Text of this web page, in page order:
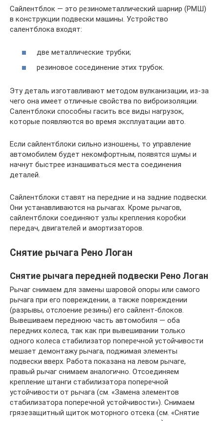
Сайлентблок — это резинометаллический шарнир (РМШ)
в конструкции подвески машины. Устройство
салентблока входят:
две металлические трубки;
резиновое сосединение этих трубок.
Эту деталь изготавливают методом вулканизации, из-за
чего она имеет отличные свойства по виброизоляции.
Салентблоки способны гасить все виды нагрузок,
которые появляются во время эксплуатации авто.
Если сайлентблоки сильно изношены, то управление
автомобилем будет некомфортным, появятся шумы и
начнут быстрее изнашиваться места соединения
деталей.
Сайлентблоки ставят на передние и на задние подвески.
Они устанавливаются на рычагах. Кроме рычагов,
сайлентблоки соединяют узлы крепления коробки
передач, двигателей и амортизаторов.
Снятие рычага Рено Логан
Снятие рычага передней подвески Рено Логан
Рычаг снимаем для замены шаровой опоры или самого
рычага при его повреждении, а также повреждении
(разрывы, отслоение резины) его сайлент-блоков.
Вывешиваем переднюю часть автомобиля — оба
передних колеса, так как при вывешивании только
одного колеса стабилизатор поперечной устойчивости
мешает демонтажу рычага, поджимая элементы
подвески вверх. Работа показана на левом рычаге,
правый рычаг снимаем аналогично. Отсоединяем
крепление штанги стабилизатора поперечной
устойчивости от рычага (см. «Замена элементов
стабилизатора поперечной устойчивости»). Снимаем
грязезащитный щиток моторного отсека (см. «Снятие